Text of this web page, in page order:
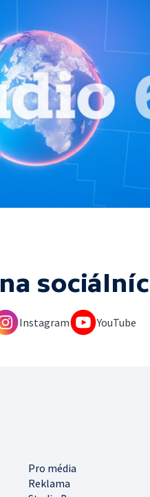
na
Instagram YouTube
Pro média
Reklama